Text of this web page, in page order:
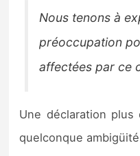
Nous tenons à
préoccupation
affectées par ce
Une déclaration
quelconque